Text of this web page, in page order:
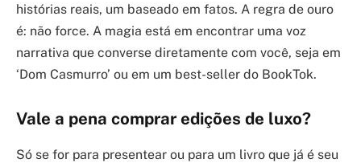
histórias reais, um baseado em fatos. A regra de ouro
é: não force. A magia está em encontrar uma voz
narrativa que converse diretamente com você, seja em
‘Dom Casmurro’ ou em um best-seller do BookTok.
Vale a pena comprar edições de luxo?
Só se for para presentear ou para um livro que já é seu